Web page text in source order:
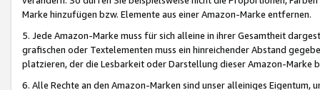
Marke hinzufügen bzw. Elemente aus einer Amazon-Marke entfernen.
5. Jede Amazon-Marke muss für sich alleine in ihrer Gesamtheit
grafischen oder Textelementen muss ein hinreichender Abstand
platzieren, der die Lesbarkeit oder Darstellung dieser Amazon-Marke
6. Alle Rechte an den Amazon-Marken sind unser alleiniges